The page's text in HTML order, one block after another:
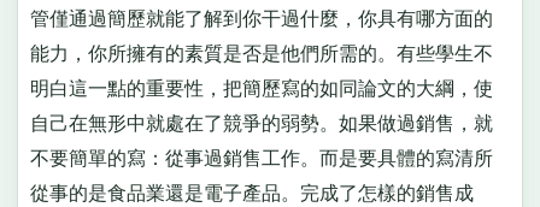
管僅通過簡歷就能了解到你干過什麼，你具有哪方面的
能力，你所擁有的素質是否是他們所需的。有些學生不
明白這一點的重要性，把簡歷寫的如同論文的大綱，使
自己在無形中就處在了競爭的弱勢。如果做過銷售，就
不要簡單的寫：從事過銷售工作。而是要具體的寫清所
從事的是食品業還是電子產品。完成了怎樣的銷售成